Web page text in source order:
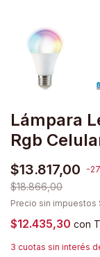
Lámpara
Rgb
$13.817,00 -27
$18.866,00
Precio sin impuestos
$12.435,30 con
3 cuotas sin interés